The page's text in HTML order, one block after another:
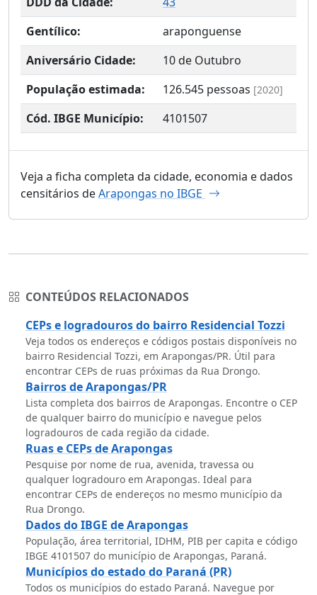
Gentílico:
araponguense
Aniversário Cidade:
10 de Outubro
População estimada:
126.545 pessoas [2020]
Cód. IBGE Município: 4101507
Veja a ficha completa da cidade, economia e dados
censitários deArapongas no IBGE
CONTEÚDOS RELACIONADOS
CEPs e logradouros do bairro Residencial Tozzi
Veja todos os endereços e códigos postais disponíveis no
bairro Residencial Tozzi, em Arapongas/PR. Útil para
encontrar CEPs de ruas próximas da Rua Drongo.
Bairros de Arapongas/PR
Lista completa dos bairros de Arapongas. Encontre o CEP
de qualquer bairro do município e navegue pelos
logradouros de cada região da cidade.
Ruas e CEPs de Arapongas
Pesquise por nome de rua, avenida, travessa ou
qualquer logradouro em Arapongas. Ideal para
encontrar CEPs de endereços no mesmo município da
Rua Drongo.
Dados do IBGE de Arapongas
População, área territorial, IDHM, PIB per capita e código
IBGE 4101507 do município de Arapongas, Paraná.
Municípios do estado do Paraná (PR)
Todos os municípios do estado Paraná. Navegue por